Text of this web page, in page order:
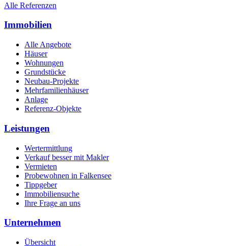
Alle Referenzen
Immobilien
Alle Angebote
Häuser
Wohnungen
Grundstücke
Neubau-Projekte
Mehrfamilienhäuser
Anlage
Referenz-Objekte
Leistungen
Wertermittlung
Verkauf besser mit Makler
Vermieten
Probewohnen in Falkensee
Tippgeber
Immobiliensuche
Ihre Frage an uns
Unternehmen
Übersicht